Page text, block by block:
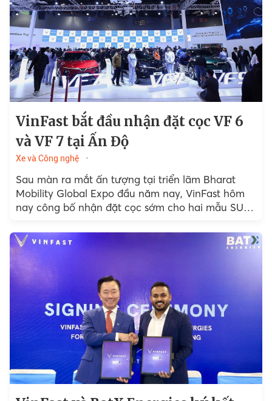
VinFast bắt đầu nhận đặt cọc VF 6
và VF 7 tại Ấn Độ
Xe và Công nghệ
Sau màn ra mắt ấn tượng tại triển lãm Bharat
Mobility Global Expo đầu năm nay, VinFast hôm
nay công bố nhận đặt cọc sớm cho hai mẫu SUV